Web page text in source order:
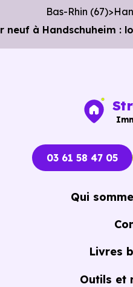
Police :Gendarmerie -
km, soit 9 min en
pied.
Bibliothèque :Point
Bas-Rhin (67)
neuf à Handschuheim :
03 61 58 47 05
Qui
A
Livres
Guide de l'Achat
Outils et